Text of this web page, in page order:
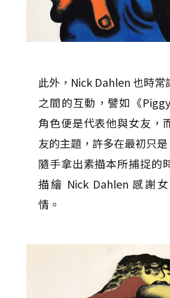
此外，Nick Dahlen 也時常
之間的互動，譬如《
角色便是代表他與女友，
友的主題，許多在最初只
隨手拿出素描本所捕捉的
描繪 Nick Dahlen 感謝
情。